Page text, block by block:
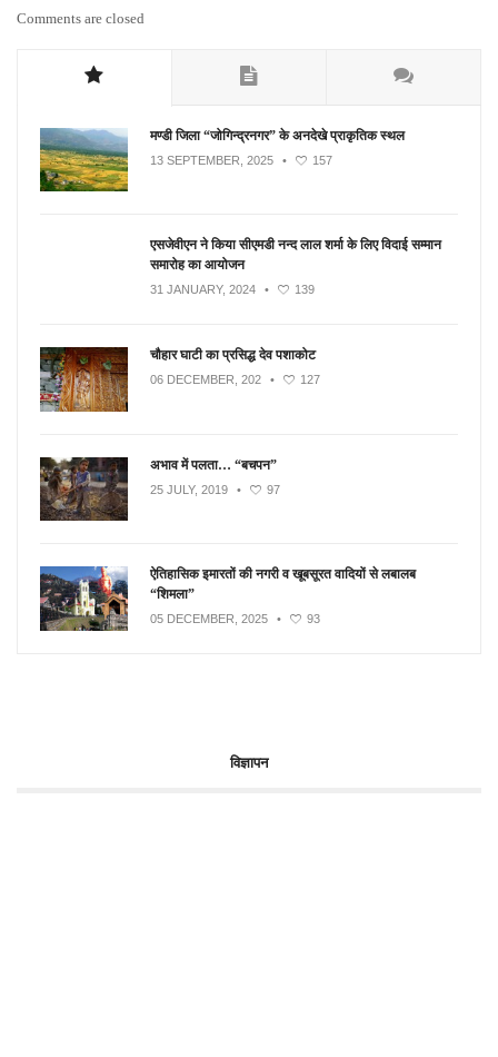
Comments are closed
मण्डी जिला “जोगिन्द्रनगर” के अनदेखे प्राकृतिक स्थल
13 SEPTEMBER, 2025 • 157
एसजेवीएन ने किया सीएमडी नन्‍द लाल शर्मा के लिए विदाई सम्मान
समारोह का आयोजन
31 JANUARY, 2024 • 139
चौहार घाटी का प्रसिद्ध देव पशाकोट
06 DECEMBER, 202 • 127
अभाव में पलता… “बचपन”
25 JULY, 2019 • 97
ऐतिहासिक इमारतों की नगरी व खूबसूरत वादियों से लबालब
“शिमला”
05 DECEMBER, 2025 • 93
विज्ञापन